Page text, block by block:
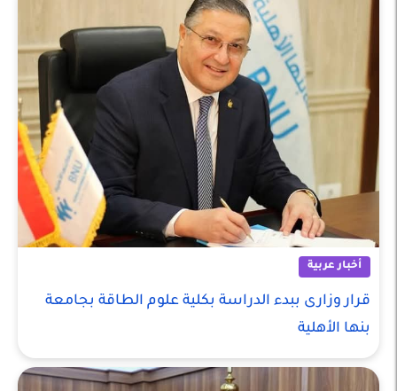
أخبار عربية
قرار وزارى ببدء الدراسة بكلية علوم الطاقة بجامعة
بنها الأهلية